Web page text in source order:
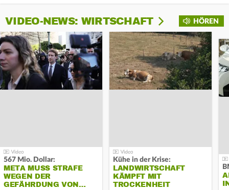
HÖREN
VIDEO-NEWS: WIRTSCHAFT
567 Mio. Dollar:
META MUSS STRAFE
WEGEN DER
GEFÄHRDUNG VON…
Kühe in der Krise:
LANDWIRTSCHAFT
KÄMPFT MIT
TROCKENHEIT